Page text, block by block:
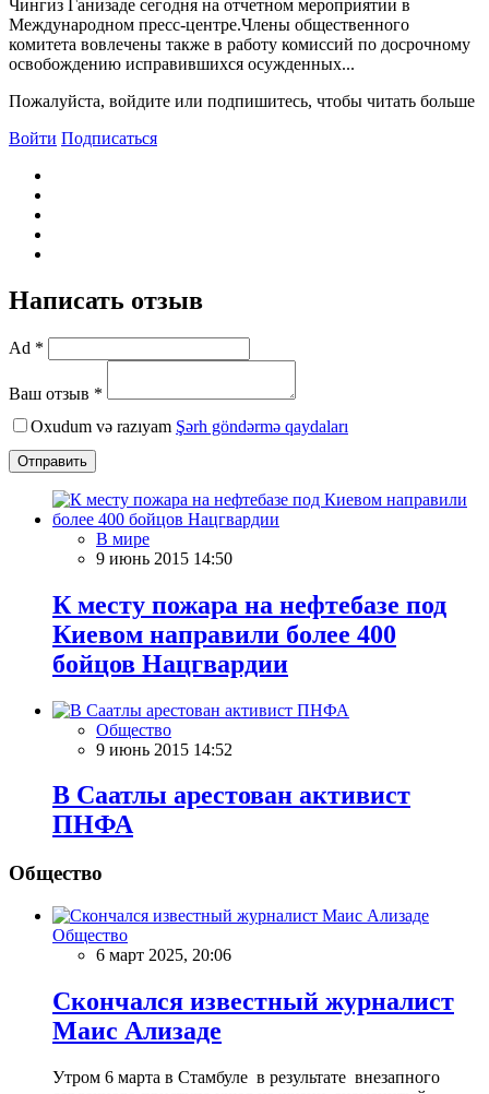
Чингиз Ганизаде сегодня на отчетном мероприятии в
Международном пресс-центре.Члены общественного
комитета вовлечены также в работу комиссий по досрочному
освобождению исправившихся осужденных...
Пожалуйста, войдите или подпишитесь, чтобы читать больше
Войти Подписаться
Написать отзыв
Ad *
Ваш отзыв *
Oxudum və razıyam Şərh göndərmə qaydaları
Отправить
В мире
9 июнь 2015 14:50
К месту пожара на нефтебазе под
Киевом направили более 400
бойцов Нацгвардии
Общество
9 июнь 2015 14:52
В Саатлы арестован активист
ПНФА
Общество
Общество
6 март 2025, 20:06
Скончался известный журналист
Маис Ализаде
Утром 6 марта в Стамбуле в результате внезапного